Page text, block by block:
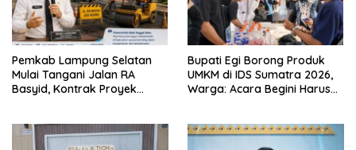
Pemkab Lampung Selatan
Mulai Tangani Jalan RA
Basyid, Kontrak Proyek
Bupati Egi Borong Produk
UMKM di IDS Sumatra 2026,
Warga: Acara Begini Harus